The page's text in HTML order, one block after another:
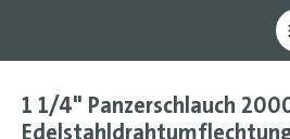
1 1/4" Panzerschlauch